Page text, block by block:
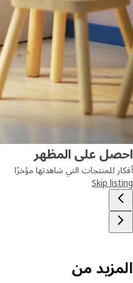
احصل على المظهر
أفكار للمنتجات التي شاهدتها مؤخرًا
Skip listing
المزيد من